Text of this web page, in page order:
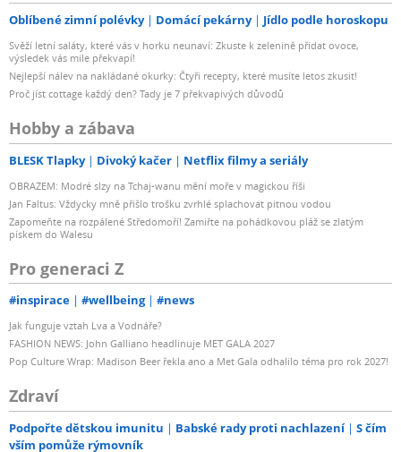
Oblíbené zimní polévky Domácí pekárny Jídlo podle horoskopu
Svěží letní saláty, které vás v horku neunaví: Zkuste k zelenině přidat ovoce,
výsledek vás mile překvapí!
Nejlepší nálev na nakládané okurky: Čtyři recepty, které musíte letos zkusit!
Proč jíst cottage každý den? Tady je 7 překvapivých důvodů
Hobby a zábava
BLESK Tlapky Divoký kačer Netflix filmy a seriály
OBRAZEM: Modré slzy na Tchaj-wanu mění moře v magickou říši
Jan Faltus: Vždycky mně přišlo trošku zvrhlé splachovat pitnou vodou
Zapomeňte na rozpálené Středomoří! Zamiřte na pohádkovou pláž se zlatým
pískem do Walesu
Pro generaci Z
#inspirace #wellbeing #news
Jak funguje vztah Lva a Vodnáře?
FASHION NEWS: John Galliano headlinuje MET GALA 2027
Pop Culture Wrap: Madison Beer řekla ano a Met Gala odhalilo téma pro rok 2027!
Zdraví
Podpořte dětskou imunitu Babské rady proti nachlazení
S čím
vším pomůže rýmovník